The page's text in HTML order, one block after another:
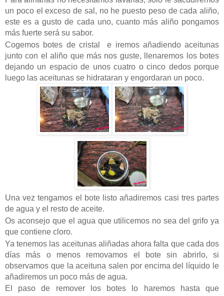
un poco el exceso de sal, no he puesto peso de cada aliño,
este es a gusto de cada uno, cuanto más aliño pongamos
más fuerte será su sabor.
Cogemos botes de cristal e iremos añadiendo aceitunas
junto con el aliño que más nos guste, llenaremos los botes
dejando un espacio de unos cuatro o cinco dedos porque
luego las aceitunas se hidrataran y engordaran un poco.
Una vez tengamos el bote listo añadiremos casi tres partes
de agua y el resto de aceite.
Os aconsejo que el agua que utilicemos no sea del grifo ya
que contiene cloro.
Ya tenemos las aceitunas aliñadas ahora falta que cada dos
días más o menos removamos el bote sin abrirlo, si
observamos que la aceituna salen por encima del líquido le
añadiremos un poco más de agua.
El paso de remover los botes lo haremos hasta que